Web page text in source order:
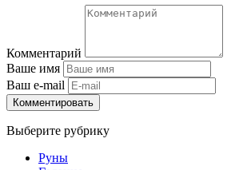
Комментарий
Ваше имя
Ваш e-mail
Комментировать
Выберите рубрику
Руны